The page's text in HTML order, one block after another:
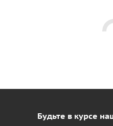
Будьте в курсе